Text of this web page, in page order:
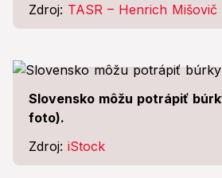
Zdroj: TASR – Henrich Mišovič
Slovensko môžu potrápiť
foto).
Zdroj: iStock